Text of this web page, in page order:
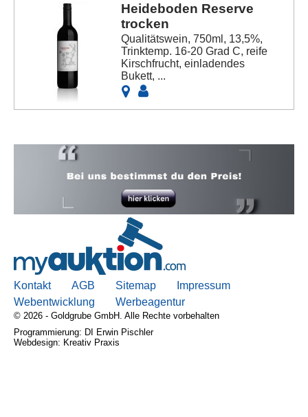
Heideboden Reserve
trocken
Qualitätswein, 750ml, 13,5%,
Trinktemp. 16-20 Grad C, reife
Kirschfrucht, einladendes
Bukett, ...
Kontakt AGB Sitemap
Impressum
Webentwicklung
Werbeagentur
© 2026 - Goldgrube GmbH. Alle Rechte vorbehalten
Programmierung: DI Erwin Pischler
Webdesign: Kreativ Praxis